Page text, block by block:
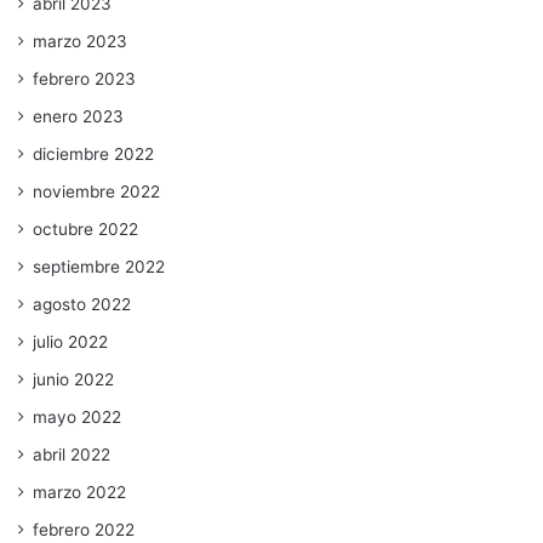
abril 2023
marzo 2023
febrero 2023
enero 2023
diciembre 2022
noviembre 2022
octubre 2022
septiembre 2022
agosto 2022
julio 2022
junio 2022
mayo 2022
abril 2022
marzo 2022
febrero 2022